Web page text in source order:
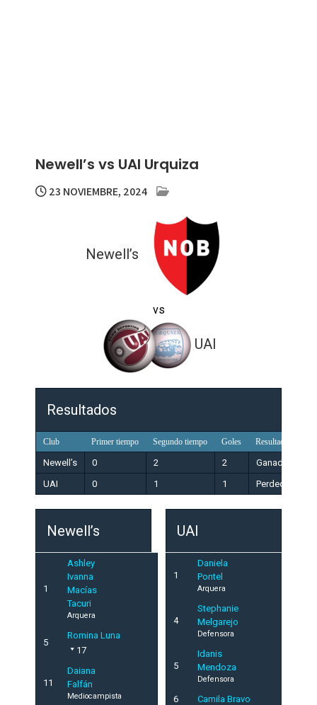
Newell’s vs UAI Urquiza
23 NOVIEMBRE, 2024
Newell’s
vs
UAI
Resultados
Club Primer tiempo Segundo tiempo Goles Resultado
Newell’s 0 2 2
Ganador
UAI
0 1 1 Perdedor
Newell’s
1
Ashley
Ivanna
Macías
Tacuri
Arquera
5
Romina Luna
17
11
Daiana
Falfán
Mediocampista
UAI
1
Daniela
Pontel
Arquera
4
Stephanie
Melgarejo
Defensora
5
Idanis
Mendoza
Defensora
6 Camila Bravo